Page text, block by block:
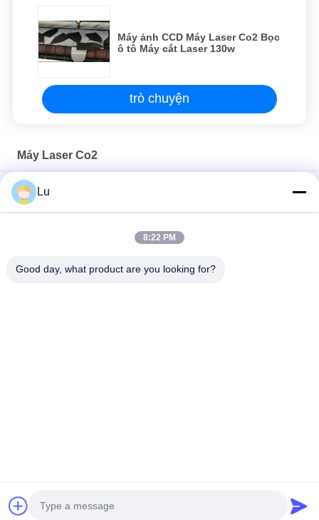
Máy ảnh CCD Máy Laser Co2 Bọc
ô tô Máy cắt Laser 130w
trò chuyện
Máy Laser Co2
Máy cắt laser 6 đầu thông minh (cáp đâm)
Máy cắt và khắc laser 220v Co2 Máy cắt laser 100 Watt
Máy Laser Co2 600mm Máy cắt Laser mềm RDworks Ware
Box Tradeshow
nói chuyện ngay.
Lu
8:22 PM
Good day, what product are you looking for?